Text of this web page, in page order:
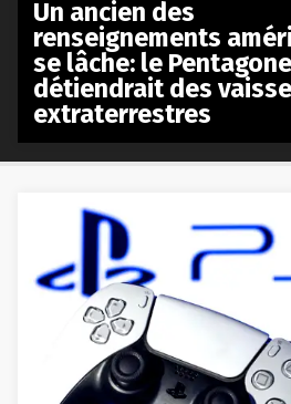
Un ancien des
renseignements
se lâche: le Pentagone
détiendrait des
extraterrestres